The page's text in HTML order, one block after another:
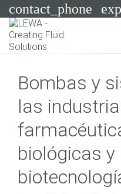
contact_phone
Search
Sistemas
Industrias
Aplicaciones
Servicios
Bombas y
las
biológicas y